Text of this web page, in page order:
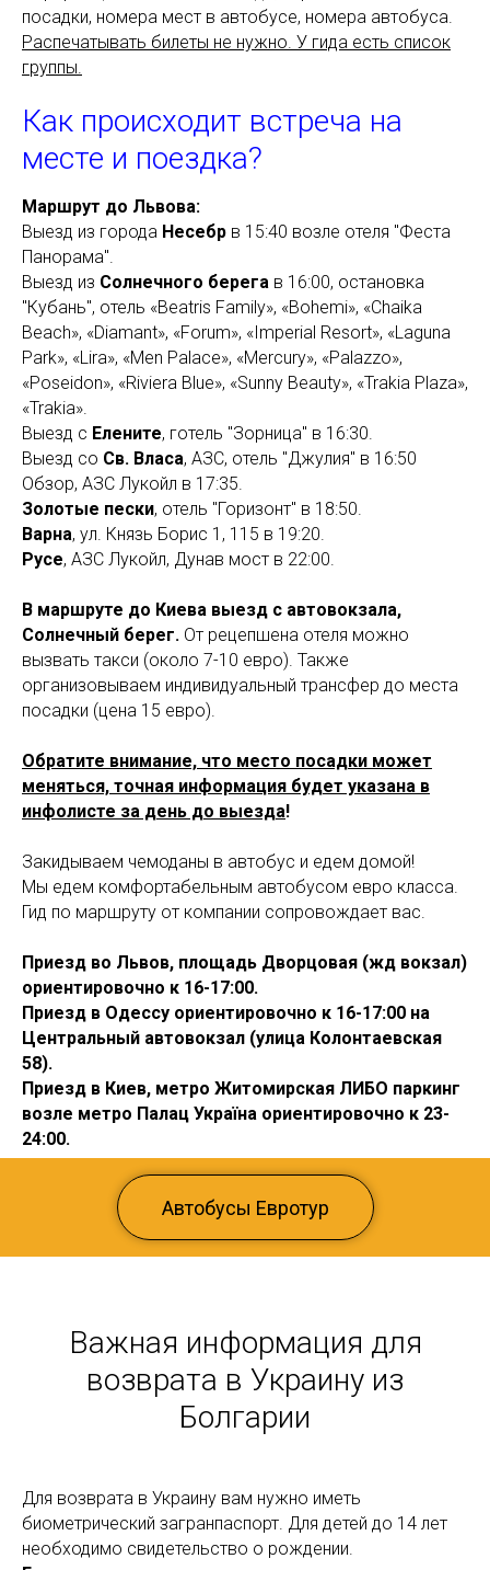
посадки, номера мест в автобусе, номера автобуса.
Распечатывать билеты не нужно. У гида есть список
группы.
Как происходит встреча на
месте и поездка?
Маршрут до Львова:
Выезд из города Несебр в 15:40 возле отеля "Феста
Панорама".
Выезд из Солнечного берега в 16:00, остановка
"Кубань", отель «Beatris Family», «Bohemi», «Chaika
Beach», «Diamant», «Forum», «Imperial Resort», «Laguna
Park», «Lira», «Men Palace», «Mercury», «Palazzo»,
«Poseidon», «Riviera Blue», «Sunny Beauty», «Trakia Plaza»,
«Trakia».
Выезд с Елените, готель "Зорница" в 16:30.
Выезд со Св. Власа, АЗС, отель "Джулия" в 16:50
Обзор, АЗС Лукойл в 17:35.
Золотые пески, отель "Горизонт" в 18:50.
Варна, ул. Князь Борис 1, 115 в 19:20.
Русе, АЗС Лукойл, Дунав мост в 22:00.
В маршруте до Киева выезд с автовокзала,
Солнечный берег. От рецепшена отеля можно
вызвать такси (около 7-10 евро). Также
организовываем индивидуальный трансфер до места
посадки (цена 15 евро).
Обратите внимание, что место посадки может
меняться, точная информация будет указана в
инфолисте за день до выезда!
Закидываем чемоданы в автобус и едем домой!
Мы едем комфортабельным автобусом евро класса.
Гид по маршруту от компании сопровождает вас.
Приезд во Львов, площадь Дворцовая (жд вокзал)
ориентировочно к 16-17:00.
Приезд в Одессу ориентировочно к 16-17:00 на
Центральный автовокзал (улица Колонтаевская
58).
Приезд в Киев, метро Житомирская ЛИБО паркинг
возле метро Палац Україна ориентировочно к 23-
24:00.
Автобусы Евротур
Важная информация для
возврата в Украину из
Болгарии
Для возврата в Украину вам нужно иметь
биометрический загранпаспорт. Для детей до 14 лет
необходимо свидетельство о рождении.